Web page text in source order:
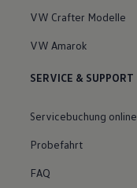
VW Crafter Modelle
VW Amarok
SERVICE & SUPPORT
Servicebuchung online
Probefahrt
FAQ